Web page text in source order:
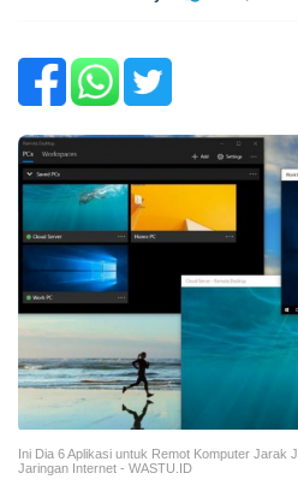
Ini Dia 6 Aplikasi untuk Remot Komputer Jarak
Jaringan Internet - WASTU.ID